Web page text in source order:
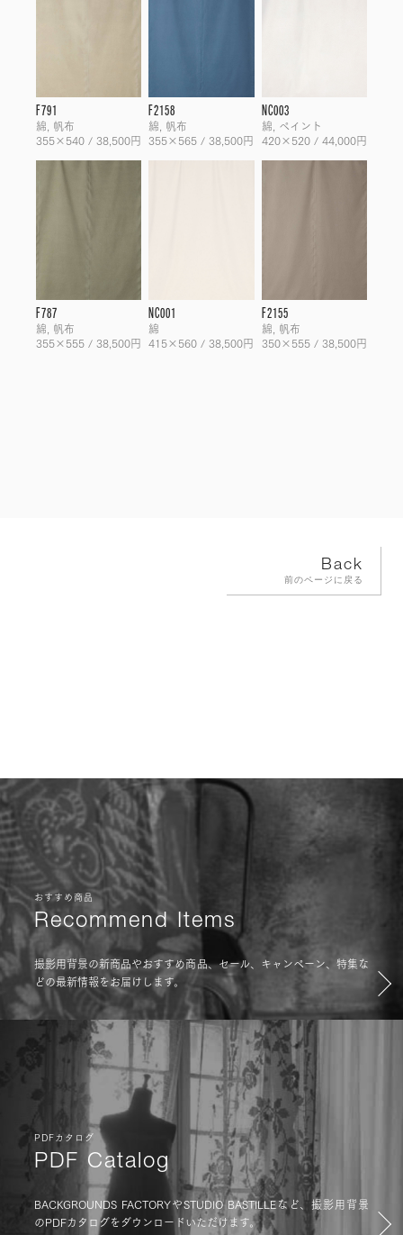
F791
綿, 帆布
355×540 / 38,500円
F2158
綿, 帆布
355×565 / 38,500円
NC003
綿, ペイント
420×520 / 44,000円
F787
綿, 帆布
355×555 / 38,500円
NC001
綿
415×560 / 38,500円
F2155
綿, 帆布
350×555 / 38,500円
Back
前のページに戻る
おすすめ商品
Recommend Items
撮影用背景の新商品やおすすめ商品、セール、キャンペーン、特集な
どの最新情報をお届けします。
PDFカタログ
PDF Catalog
BACKGROUNDS FACTORYやSTUDIO BASTILLEなど、撮影用背景
のPDFカタログをダウンロードいただけます。